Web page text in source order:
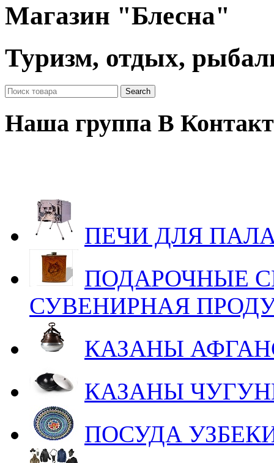
Магазин "Блесна"
Туризм, отдых,
Наша группа В
ПЕЧИ ДЛЯ
ПОДАРОЧНЫЕ
СУВЕНИРНАЯ
КАЗАНЫ
КАЗАНЫ
ПОСУДА